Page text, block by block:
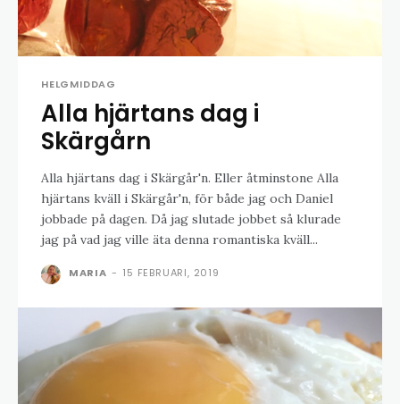
HELGMIDDAG
Alla hjärtans dag i
Skärgårn
Alla hjärtans dag i Skärgår'n. Eller åtminstone Alla
hjärtans kväll i Skärgår'n, för både jag och Daniel
jobbade på dagen. Då jag slutade jobbet så klurade
jag på vad jag ville äta denna romantiska kväll...
MARIA - 15 FEBRUARI, 2019